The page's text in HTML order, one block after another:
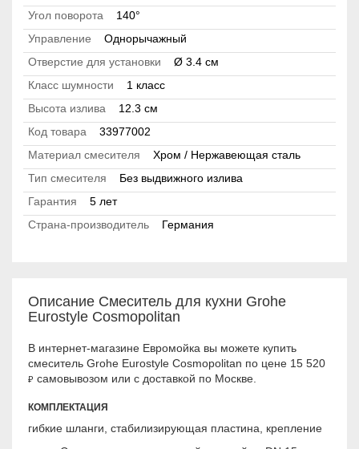
Угол поворота
140°
Управление
Однорычажный
Отверстие для установки
Ø 3.4 см
Класс шумности
1 класс
Высота излива
12.3 см
Код товара
33977002
Материал смесителя
Хром / Нержавеющая сталь
Тип смесителя
Без выдвижного излива
Гарантия
5 лет
Страна-производитель
Германия
Описание Смеситель для кухни Grohe
Eurostyle Cosmopolitan
В интернет-магазине Евромойка вы можете купить
смеситель Grohe Eurostyle Cosmopolitan по цене 15 520
₽ самовывозом или с доставкой по Москве.
КОМПЛЕКТАЦИЯ
гибкие шланги, стабилизирующая пластина, крепление